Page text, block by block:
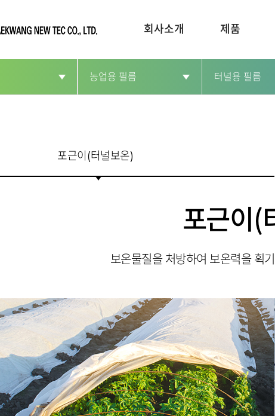
회사소개 제품
농업용 필름
ROLL & SHEET
터널용 필름
멀칭
포근이(터널보온)
포근이(
보온물질을 처방하여 보온력을 획